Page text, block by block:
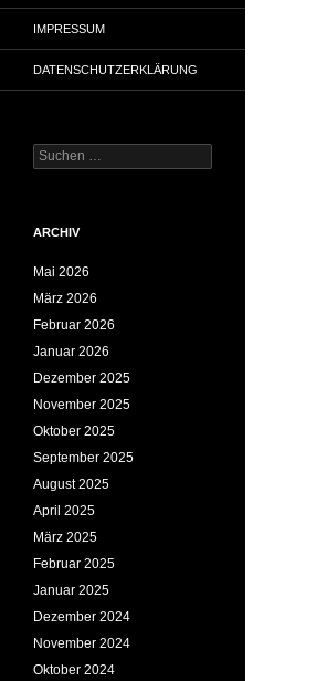
IMPRESSUM
DATENSCHUTZERKLÄRUNG
Suchen
nach:
ARCHIV
Mai 2026
März 2026
Februar 2026
Januar 2026
Dezember 2025
November 2025
Oktober 2025
September 2025
August 2025
April 2025
März 2025
Februar 2025
Januar 2025
Dezember 2024
November 2024
Oktober 2024